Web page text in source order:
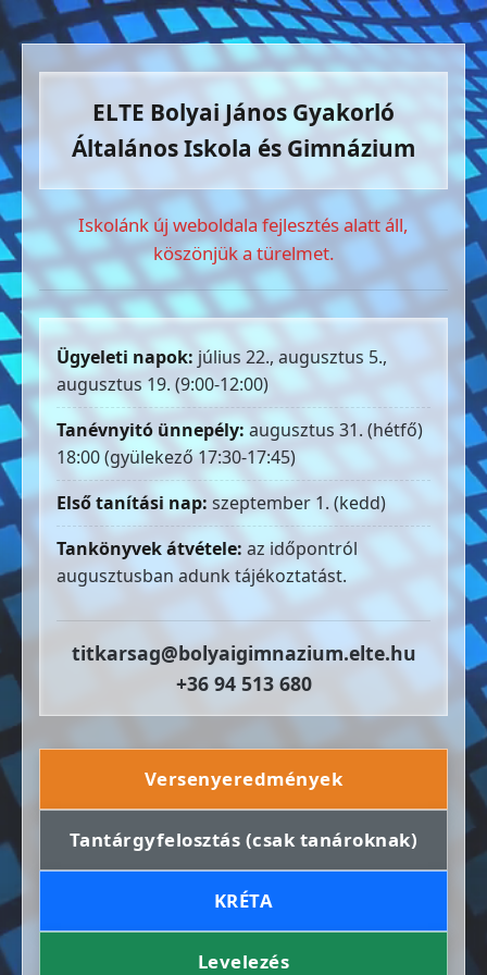
ELTE Bolyai János Gyakorló
Általános Iskola és Gimnázium
Iskolánk új weboldala fejlesztés alatt áll,
köszönjük a türelmet.
Ügyeleti napok: július 22., augusztus 5.,
augusztus 19. (9:00-12:00)
Tanévnyitó ünnepély: augusztus 31. (hétfő)
18:00 (gyülekező 17:30-17:45)
Első tanítási nap: szeptember 1. (kedd)
Tankönyvek átvétele: az időpontról
augusztusban adunk tájékoztatást.
titkarsag@bolyaigimnazium.elte.hu
+36 94 513 680
Versenyeredmények
Tantárgyfelosztás (csak tanároknak)
KRÉTA
Levelezés